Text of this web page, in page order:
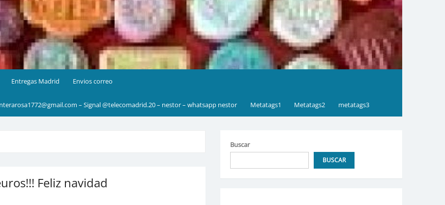
Entregas Madrid Envios correo
– Signal @telecomadrid.20 – nestor – whatsapp nestor Metatags1 Metatags2 metatags3
Feliz navidad
Buscar
BUSCAR